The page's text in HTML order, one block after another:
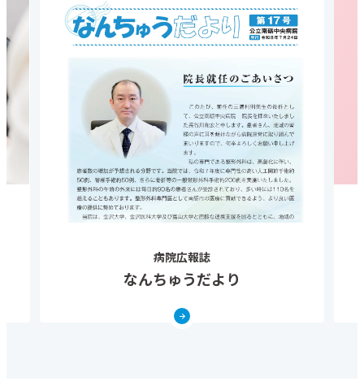
病院広報誌
なんちゅうだより